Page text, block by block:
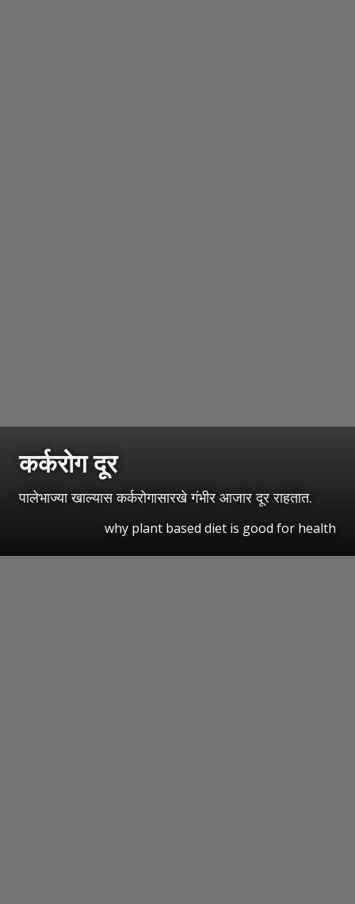
कर्करोग दूर
पालेभाज्या खाल्यास कर्करोगासारखे गंभीर आजार दूर राहतात.
why plant based diet is good for health